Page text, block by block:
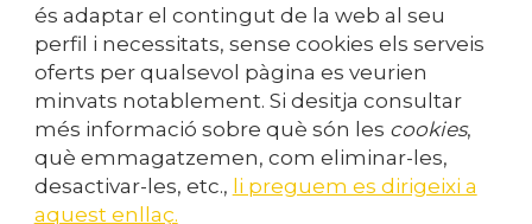
és adaptar el contingut de la web al seu
perfil i necessitats, sense cookies els serveis
oferts per qualsevol pàgina es veurien
minvats notablement. Si desitja consultar
més informació sobre què són les cookies,
què emmagatzemen, com eliminar-les,
desactivar-les, etc., li preguem es dirigeixi a
aquest enllaç.